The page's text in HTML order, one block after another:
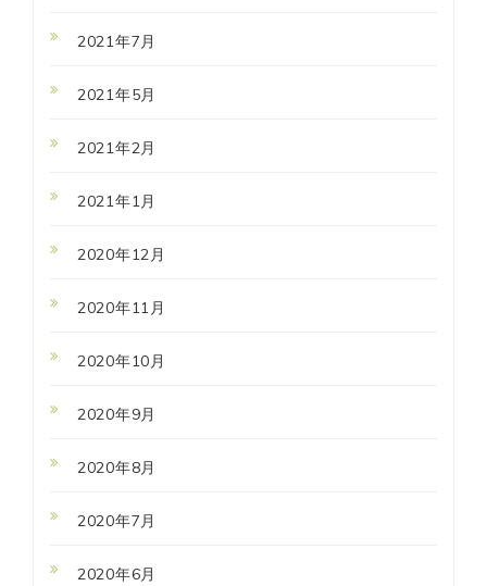
2021年7月
2021年5月
2021年2月
2021年1月
2020年12月
2020年11月
2020年10月
2020年9月
2020年8月
2020年7月
2020年6月